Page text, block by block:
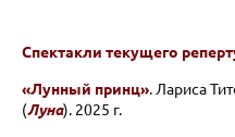
Спектакли текущего
«Лунный принц». Лариса
(Луна). 2025 г.